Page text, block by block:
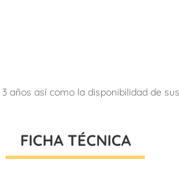
así como la disponibilidad de
FICHA TÉCNICA